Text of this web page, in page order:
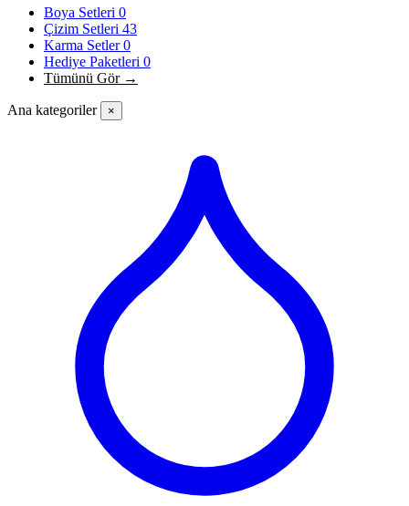
Boya Setleri 0
Çizim Setleri 43
Karma Setler0
Hediye Paketleri 0
Tümünü Gör →
Ana kategoriler ×